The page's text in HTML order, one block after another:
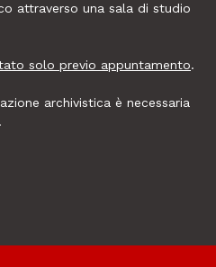
attraverso una sala di studio
solo previo appuntamento.
archivistica è necessaria